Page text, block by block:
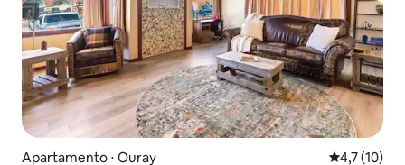
Apartamento ⋅ Ouray 4,7 de uma
4,7 (10)